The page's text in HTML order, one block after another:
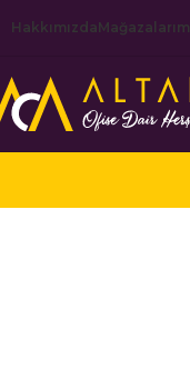
Hakkımızda